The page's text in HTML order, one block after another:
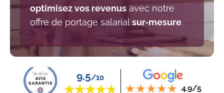
optimisez vos revenus avec notre
offre de portage salarialsur‑mesure.
9.5/10
4.9/5